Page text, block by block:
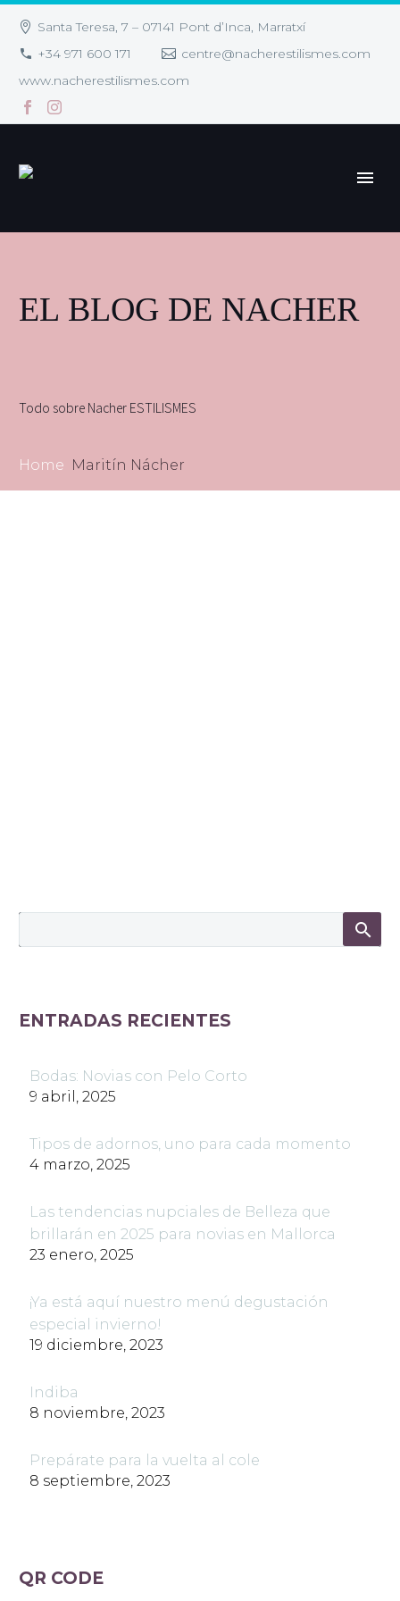
Santa Teresa, 7 – 07141 Pont d’Inca, Marratxí
+34 971 600 171
centre@nacherestilismes.com
www.nacherestilismes.com
EL BLOG DE NACHER
Todo sobre Nacher ESTILISMES
Home Maritín Nácher
ENTRADAS RECIENTES
Bodas: Novias con Pelo Corto
9 abril, 2025
Tipos de adornos, uno para cada momento
4 marzo, 2025
Las tendencias nupciales de Belleza que
brillarán en 2025 para novias en Mallorca
23 enero, 2025
¡Ya está aquí nuestro menú degustación
especial invierno!
19 diciembre, 2023
Indiba
8 noviembre, 2023
Prepárate para la vuelta al cole
8 septiembre, 2023
QR CODE